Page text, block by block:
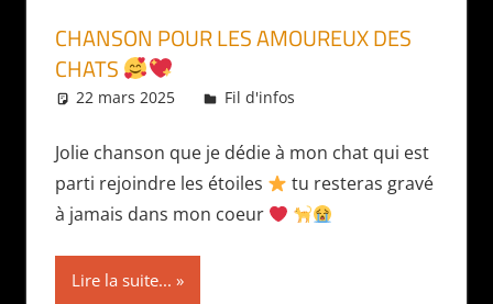
CHANSON POUR LES AMOUREUX DES
CHATS
22 mars 2025 Daniel
Fil d'infos
Jolie chanson que je dédie à mon chat qui est
parti rejoindre les étoiles
tu resteras gravé
à jamais dans mon coeur
Lire la suite...